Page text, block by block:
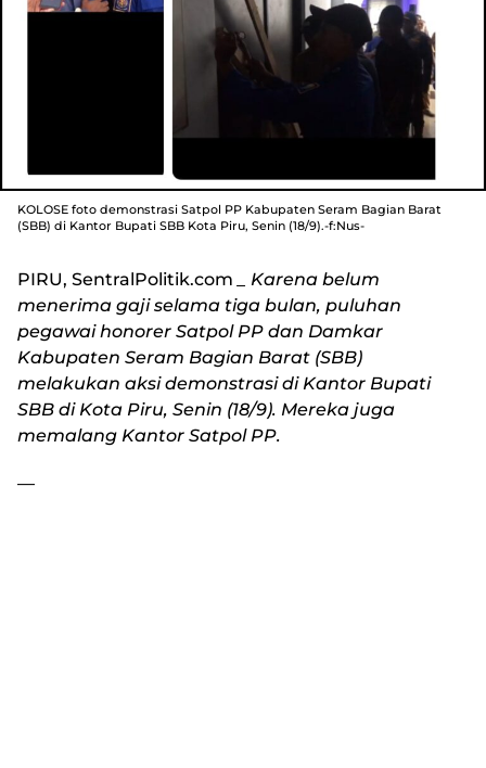
KOLOSE foto demonstrasi Satpol PP Kabupaten Seram Bagian Barat
(SBB) di Kantor Bupati SBB Kota Piru, Senin (18/9).-f:Nus-
PIRU, SentralPolitik.com _ Karena belum
menerima gaji selama tiga bulan, puluhan
pegawai honorer Satpol PP dan Damkar
Kabupaten Seram Bagian Barat (SBB)
melakukan aksi demonstrasi di Kantor Bupati
SBB di Kota Piru, Senin (18/9). Mereka juga
memalang Kantor Satpol PP.
—